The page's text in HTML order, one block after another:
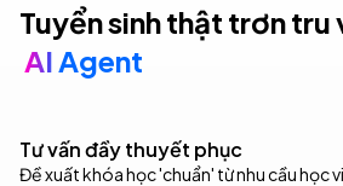
Tuyển sinh thật trơn tru
AI Agent
Tư vấn đầy thuyết phục
Đề xuất khóa học 'chuẩn' từ nhu cầu học